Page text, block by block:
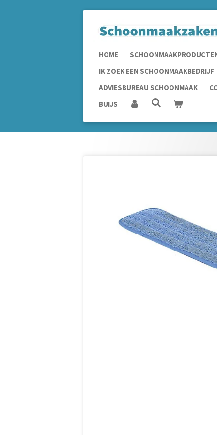
HOME
IK ZOEK EEN SCHOONMAAKBEDRIJF
ADVIESBUREAU SCHOONMAAK
BUIJS